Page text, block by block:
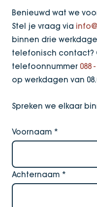
Benieuwd wat we
Stel je vraag via
binnen drie
telefonisch contact?
telefoonnummer 088
op werkdagen van
Spreken we elkaar
Voornaam *
Achternaam *